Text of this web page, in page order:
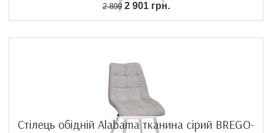
2 8992 901 грн.
Стілець обідній Alabama тканина сірий BREGO-